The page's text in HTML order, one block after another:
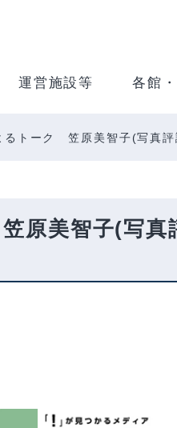
運営施設等 各館
るトーク 笠原美智子(写真
原美智子(写